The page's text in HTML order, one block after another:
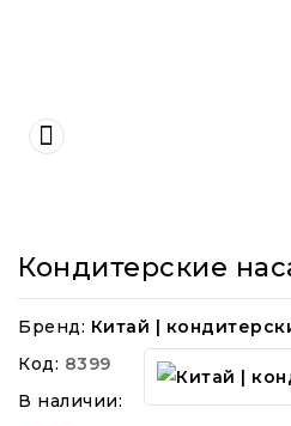
Кондитерские
Бренд: Китай |
Код: 8399
В наличии: